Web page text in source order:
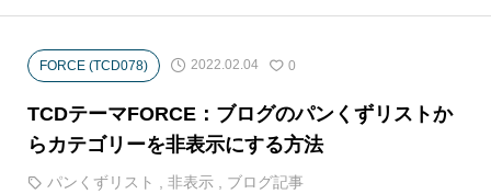
FORCE (TCD078) 2022.02.04 0
TCDテーマFORCE：ブログのパンくずリストか
らカテゴリーを非表示にする方法
パンくずリスト , 非表示 , ブログ記事